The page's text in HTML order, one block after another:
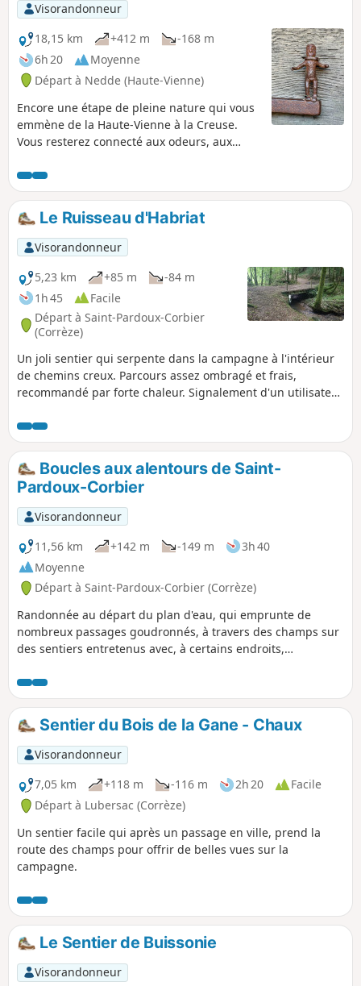
Visorandonneur
18,15 km
+412 m
-168 m
6h 20
Moyenne
Départ à Nedde (Haute-Vienne)
Encore une étape de pleine nature qui vous
emmène de la Haute-Vienne à la Creuse.
Vous resterez connecté aux odeurs, aux
de l'univers verdoyant des résineux de la
forêt de la Feuillade et des hameaux en
granit riches en petit patrimoine, pour finir
en appréciant les différentes facettes du Lac
de Faux.
Le Ruisseau d'Habriat
Visorandonneur
5,23 km
+85 m
-84 m
1h 45
Facile
Départ à Saint-Pardoux-Corbier
(Corrèze)
Un joli sentier qui serpente dans la campagne à l'intérieur
de chemins creux. Parcours assez ombragé et frais,
recommandé par forte chaleur. Signalement d'un utilisateur
mois, le sentier à partir de "la Brégère" est interdit aux
cyclistes et aux >randonneurs par un arrêté municipal. En
effet, les 2 ponts sur le ruisseau d'Habriat sont
impraticables. Pas de >date de réparation mentionnée.
Boucles aux alentours de Saint-
Pardoux-Corbier
Visorandonneur
11,56 km
+142 m -149 m
3h 40
Moyenne
Départ à Saint-Pardoux-Corbier (Corrèze)
Randonnée au départ du plan d'eau, qui emprunte de
nombreux passages goudronnés, à travers des champs sur
des sentiers entretenus avec, à certains endroits,
Sentier du Bois de la Gane - Chaux
Visorandonneur
7,05 km
+118 m -116 m 2h 20
Facile
Départ à Lubersac (Corrèze)
Un sentier facile qui après un passage en ville, prend la
route des champs pour offrir de belles vues sur la
campagne.
Le Sentier de Buissonie
Visorandonneur